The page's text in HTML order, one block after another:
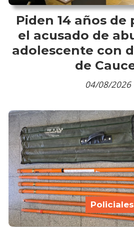
Piden 14 años de
el acusado de
adolescente con
de
04/08/2026
Policiales